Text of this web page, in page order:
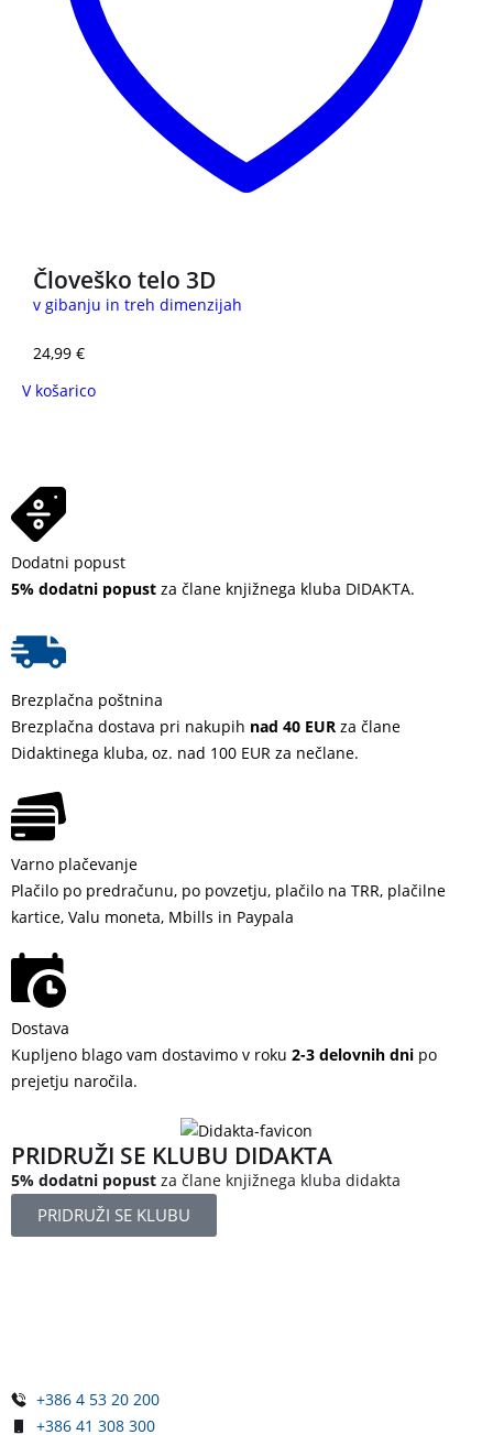
Človeško telo 3D
v gibanju in treh dimenzijah
24,99 €
V košarico
Dodatni popust
5% dodatni popust za člane knjižnega kluba DIDAKTA.
Brezplačna poštnina
Brezplačna dostava pri nakupih nad 40 EUR za člane
Didaktinega kluba, oz. nad 100 EUR za nečlane.
Varno plačevanje
Plačilo po predračunu, po povzetju, plačilo na TRR, plačilne
kartice, Valu moneta, Mbills in Paypala
Dostava
Kupljeno blago vam dostavimo v roku 2-3 delovnih dni po
prejetju naročila.
PRIDRUŽI SE KLUBU DIDAKTA
5% dodatni popust za člane knjižnega kluba didakta
PRIDRUŽI SE KLUBU
+386 4 53 20 200
+386 41 308 300